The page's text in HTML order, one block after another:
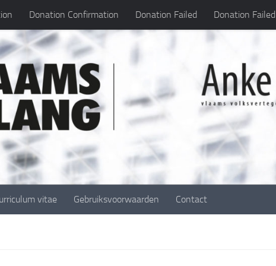
Donation Confirmation Donation Failed Donation Failed
vitae Gebruiksvoorwaarden Contact